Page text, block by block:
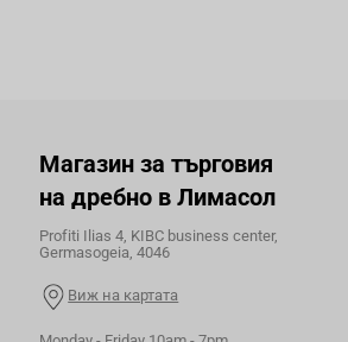
Магазин за търговия
на дребно в Лимасол
Profiti Ilias 4, KIBC business center,
Germasogeia, 4046
Виж на картата